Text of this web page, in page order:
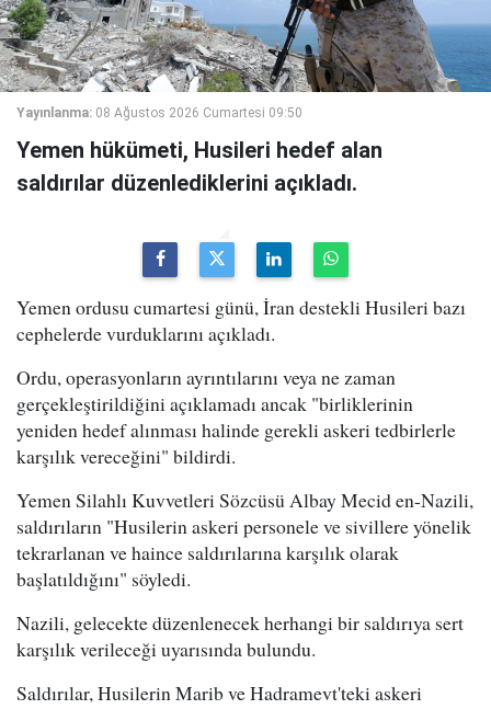
Yayınlanma: 08 Ağustos 2026 Cumartesi 09:50
Yemen hükümeti, Husileri hedef alan
saldırılar düzenlediklerini açıkladı.
Yemen ordusu cumartesi günü, İran destekli Husileri bazı
cephelerde vurduklarını açıkladı.
Ordu, operasyonların ayrıntılarını veya ne zaman
gerçekleştirildiğini açıklamadı ancak "birliklerinin
yeniden hedef alınması halinde gerekli askeri tedbirlerle
karşılık vereceğini" bildirdi.
Yemen Silahlı Kuvvetleri Sözcüsü Albay Mecid en-Nazili,
saldırıların "Husilerin askeri personele ve sivillere yönelik
tekrarlanan ve haince saldırılarına karşılık olarak
başlatıldığını" söyledi.
Nazili, gelecekte düzenlenecek herhangi bir saldırıya sert
karşılık verileceği uyarısında bulundu.
Saldırılar, Husilerin Marib ve Hadramevt'teki askeri